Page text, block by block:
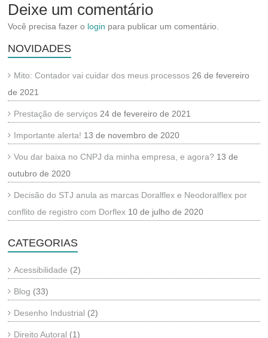
Deixe um comentário
Você precisa fazer o login para publicar um comentário.
NOVIDADES
Mito: Contador vai cuidar dos meus processos 26 de fevereiro
de 2021
Prestação de serviços 24 de fevereiro de 2021
Importante alerta! 13 de novembro de 2020
Vou dar baixa no CNPJ da minha empresa, e agora? 13 de
outubro de 2020
Decisão do STJ anula as marcas Doralflex e Neodoralflex por
conflito de registro com Dorflex 10 de julho de 2020
CATEGORIAS
Acessibilidade (2)
Blog (33)
Desenho Industrial (2)
Direito Autoral (1)